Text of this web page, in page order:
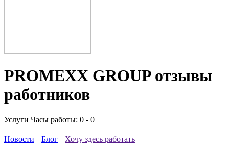
PROMEXX GROUP отзывы
работников
Услуги Часы работы: 0 - 0
Новости Блог Хочу здесь работать